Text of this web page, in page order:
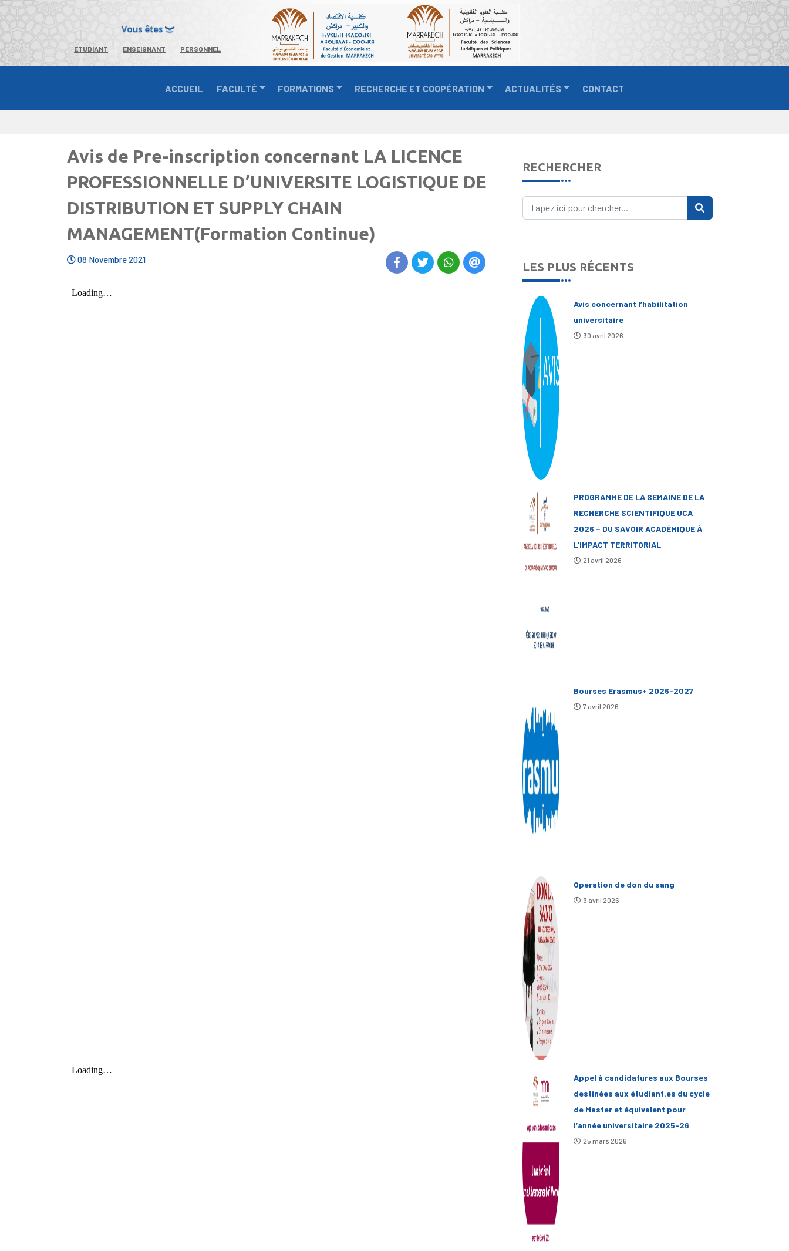
ETUDIANT ENSEIGNANT PERSONNEL
ACCUEIL FACULTÉ FORMATIONS RECHERCHE ET COOPÉRATION ACTUALITÉS CONTACT
Avis de Pre-inscription concernant LA LICENCE
PROFESSIONNELLE D’UNIVERSITE LOGISTIQUE DE
DISTRIBUTION ET SUPPLY CHAIN
MANAGEMENT(Formation Continue)
08 Novembre 2021
RECHERCHER
LES PLUS RÉCENTS
Avis concernant l’habilitation
universitaire
30 avril 2026
PROGRAMME DE LA SEMAINE DE LA
RECHERCHE SCIENTIFIQUE UCA
2026 – DU SAVOIR ACADÉMIQUE À
L’IMPACT TERRITORIAL
21 avril 2026
Bourses Erasmus+ 2026-2027
7 avril 2026
Operation de don du sang
3 avril 2026
Appel à candidatures aux Bourses
destinées aux étudiant.es du cycle
de Master et équivalent pour
l’année universitaire 2025-26
25 mars 2026